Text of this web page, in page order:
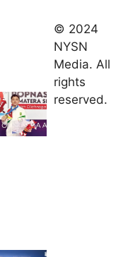
2026
Indonesia
kirim tiga
lifter
muda ke
Kejuaraan
© 2024
NYSN
Media. All
rights
reserved.